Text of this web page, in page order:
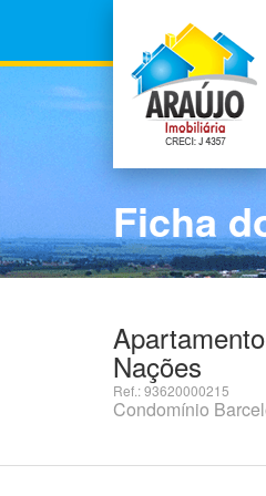
Ficha
Nações
Ref.: 93620000215
Condomínio